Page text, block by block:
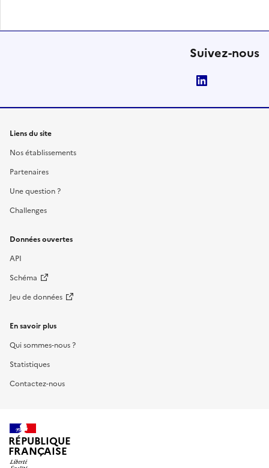
Suivez-nous
Liens du site
Nos établissements
Partenaires
Une question ?
Challenges
Données ouvertes
API
Schéma
Jeu de données
En savoir plus
Qui sommes-nous ?
Statistiques
Contactez-nous
RÉPUBLIQUE
FRANÇAISE